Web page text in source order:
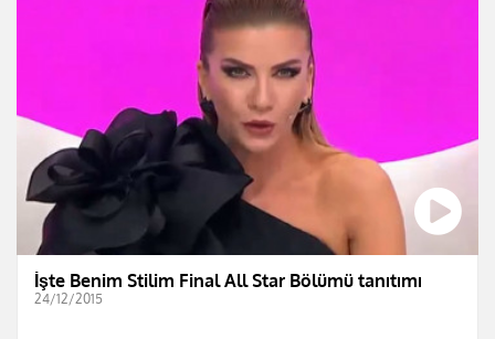
İşte Benim Stilim Final All Star Bölümü tanıtımı
24/12/2015